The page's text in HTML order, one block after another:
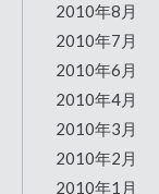
2010年8月
2010年7月
2010年6月
2010年4月
2010年3月
2010年2月
2010年1月